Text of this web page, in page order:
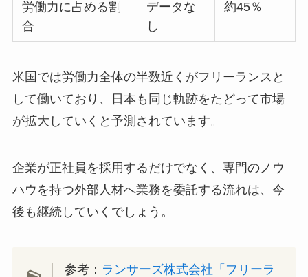
労働力に占める割
合
データな
し
約45％
米国では労働力全体の半数近くがフリーランスと
して働いており、日本も同じ軌跡をたどって市場
が拡大していくと予測されています。
企業が正社員を採用するだけでなく、専門のノウ
ハウを持つ外部人材へ業務を委託する流れは、今
後も継続していくでしょう。
参考： ランサーズ株式会社「フリーラ